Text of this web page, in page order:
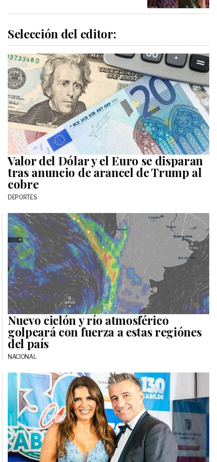
Selección del editor:
Valor del Dólar y el Euro se disparan
tras anuncio de arancel de Trump al
cobre
DEPORTES
Nuevo ciclón y río atmosférico
golpeará con fuerza a estas regiónes
del país
NACIONAL